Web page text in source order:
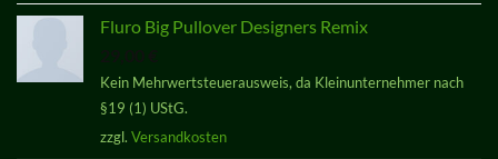
Fluro Big Pullover Designers Remix
Kein Mehrwertsteuerausweis, da Kleinunternehmer nach
§19 (1) UStG.
zzgl. Versandkosten